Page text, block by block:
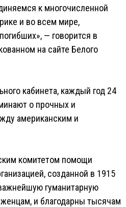
к многочисленной
и во всем мире,
— говорится в
на сайте Белого
кабинета, каждый год 24
о прочных и
американским и
комитетом помощи
созданной в 1915
гуманитарную
и благодарны тысячам